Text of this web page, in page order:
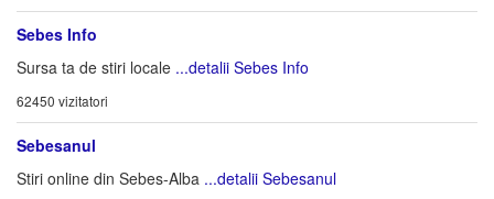
Sebes Info
Sursa ta de stiri locale ...detalii Sebes Info
62450 vizitatori
Sebesanul
Stiri online din Sebes-Alba ...detalii Sebesanul